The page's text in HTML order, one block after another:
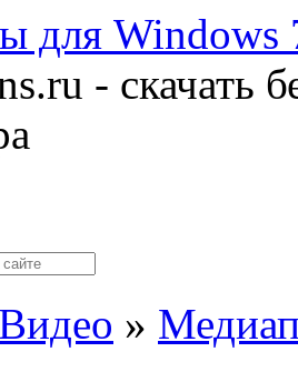
для Windows
- скачать
Видео »